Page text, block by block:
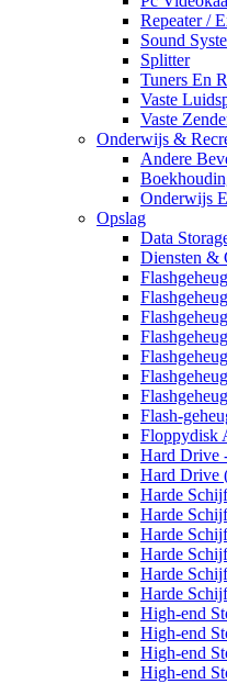
Repeater /
Sound
Splitter
Tuners En
Vaste
Vaste
Onderwijs &
Andere
Onderwijs
Opslag
Data
Diensten &
Flash-
Floppydisk
Hard Drive
Hard Drive
Harde
Harde
Harde
Harde
Harde
Harde
High-end
High-end
High-end
High-end